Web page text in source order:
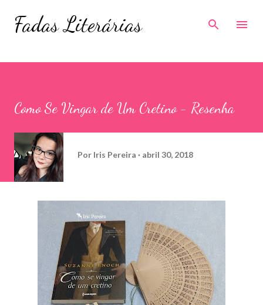
Pular para o conteúdo principal
Fadas Literárias
Como Se Vingar de Um Cretino - Resenha
Por Iris Pereira abril 30, 2018